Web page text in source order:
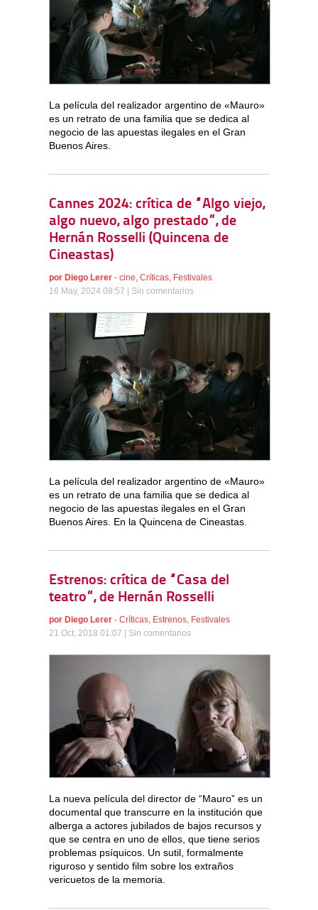
La película del realizador argentino de «Mauro»
es un retrato de una familia que se dedica al
negocio de las apuestas ilegales en el Gran
Buenos Aires.
Cannes 2024: crítica de “Algo viejo,
algo nuevo, algo prestado”, de
Hernán Rosselli (Quincena de
Cineastas)
por Diego Lerer - cine, Críticas, Festivales
16 May, 2024 08:57 | Sin comentarios
La película del realizador argentino de «Mauro»
es un retrato de una familia que se dedica al
negocio de las apuestas ilegales en el Gran
Buenos Aires. En la Quincena de Cineastas.
Estrenos: crítica de “Casa del
teatro”, de Hernán Rosselli
por Diego Lerer - Críticas, Estrenos, Festivales
21 Oct, 2018 01:07 | Sin comentarios
La nueva película del director de “Mauro” es un
documental que transcurre en la institución que
alberga a actores jubilados de bajos recursos y
que se centra en uno de ellos, que tiene serios
problemas psíquicos. Un sutil, formalmente
riguroso y sentido film sobre los extraños
vericuetos de la memoria.